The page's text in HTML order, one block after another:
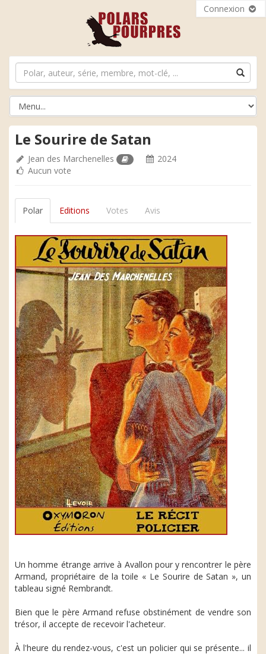
Connexion
Le Sourire de Satan
Jean des Marchenelles
2024
Aucun vote
Polar Editions Votes Avis
Un homme étrange arrive à Avallon pour y rencontrer le père
Armand, propriétaire de la toile « Le Sourire de Satan », un
tableau signé Rembrandt.
Bien que le père Armand refuse obstinément de vendre son
trésor, il accepte de recevoir l'acheteur.
À l'heure du rendez-vous, c'est un policier qui se présente... il